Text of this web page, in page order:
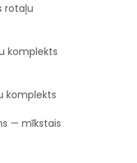
rotaļu
komplekts
komplekts
— mīkstais